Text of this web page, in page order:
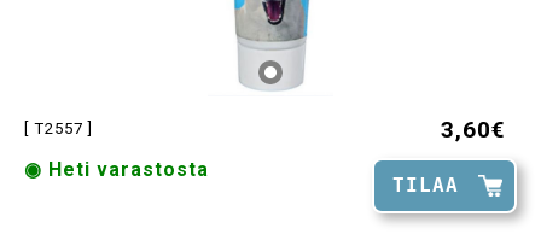
[ T2557 ] 3,60€
TILAA
◉ Heti varastosta